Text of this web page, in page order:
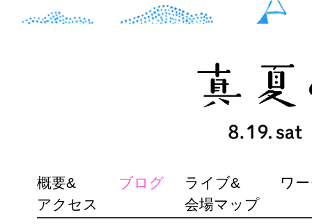
SKIP
TO
CONTENT
概要&
アクセス
ブログ
ライブ&
会場マップ
ワ